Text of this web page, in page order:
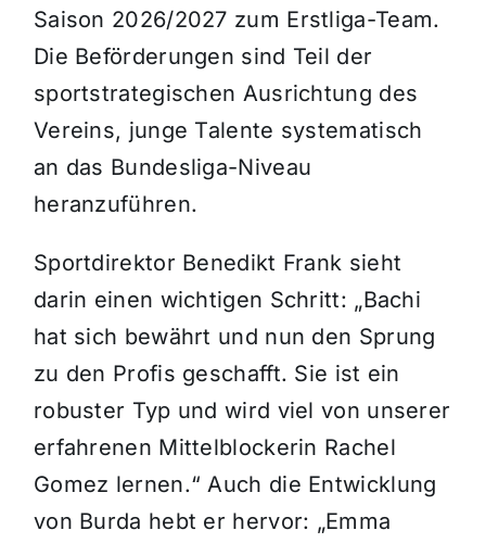
Saison 2026/2027 zum Erstliga-Team.
Die Beförderungen sind Teil der
sportstrategischen Ausrichtung des
Vereins, junge Talente systematisch
an das Bundesliga-Niveau
heranzuführen.
Sportdirektor Benedikt Frank sieht
darin einen wichtigen Schritt: „Bachi
hat sich bewährt und nun den Sprung
zu den Profis geschafft. Sie ist ein
robuster Typ und wird viel von unserer
erfahrenen Mittelblockerin Rachel
Gomez lernen.“ Auch die Entwicklung
von Burda hebt er hervor: „Emma